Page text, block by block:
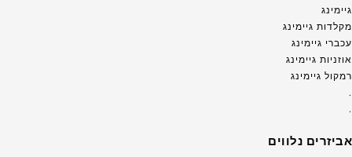
גיימינג
מקלדות גיימינג
עכברי גיימינג
אוזניות גיימינג
רמקול גיימינג
.
.
אביזרים נלווים